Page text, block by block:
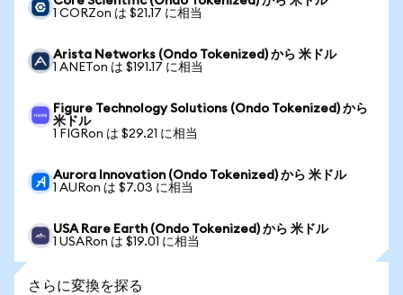
1 CORZon は $21.17 に相当
Arista Networks (Ondo Tokenized) から 米ドル
1 ANETon は $191.17 に相当
Figure Technology Solutions (Ondo Tokenized) から
米ドル
1 FIGRon は $29.21 に相当
Aurora Innovation (Ondo Tokenized) から 米ドル
1 AURon は $7.03 に相当
USA Rare Earth (Ondo Tokenized) から 米ドル
1 USARon は $19.01 に相当
さらに変換を探る